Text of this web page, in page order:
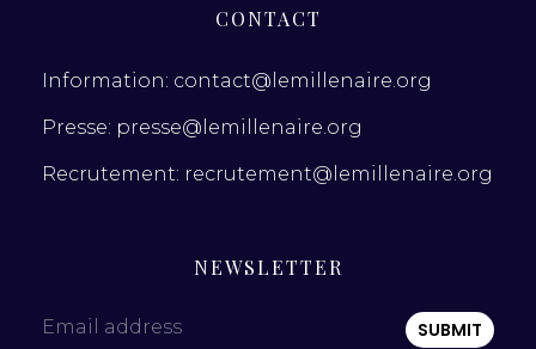
CONTACT
Information: contact@lemillenaire.org
Presse: presse@lemillenaire.org
Recrutement: recrutement@lemillenaire.org
NEWSLETTER
Email address